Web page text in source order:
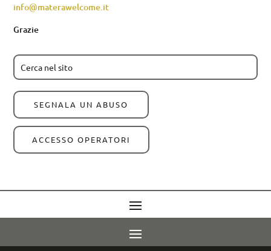
info@materawelcome.it
Grazie
SEGNALA UN ABUSO
ACCESSO OPERATORI